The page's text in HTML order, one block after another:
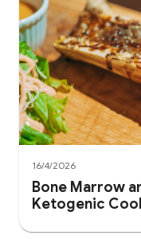
16/4/2026
Bone Marrow
Ketogenic